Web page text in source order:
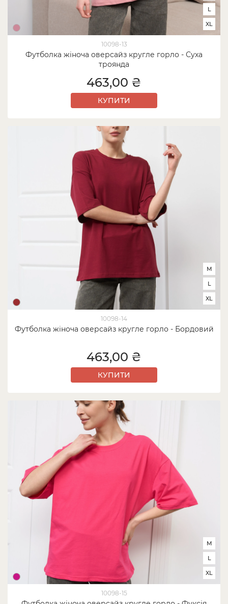
10098-13
Футболка жіноча оверсайз кругле горло - Суха
троянда
L
XL
463,00 ₴
КУПИТИ
10098-14
Футболка жіноча оверсайз кругле горло - Бордовий
M
L
XL
463,00 ₴
КУПИТИ
10098-15
M
L
XL